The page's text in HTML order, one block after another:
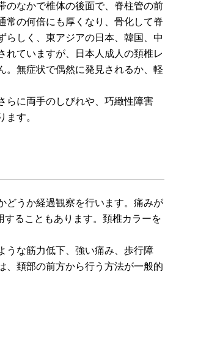
のなかで椎体の後面で、脊柱管の前
常の何倍にも厚くなり、骨化して脊
らしく、東アジアの日本、韓国、中
れていますが、日本人成人の頚椎レ
。無症状で偶然に発見されるか、軽
らに両手のしびれや、巧緻性障害
ます。
どうか経過観察を行います。痛みが
ることもあります。頚椎カラーを
うな筋力低下、強い痛み、歩行障
、頚部の前方から行う方法が一般的